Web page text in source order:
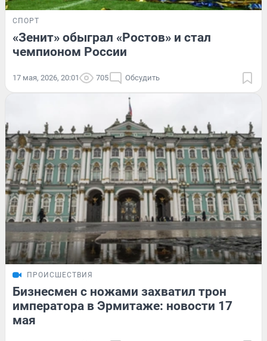
СПОРТ
«Зенит» обыграл «Ростов» и стал
чемпионом России
17 мая, 2026, 20:01 705 Обсудить
ПРОИСШЕСТВИЯ
Бизнесмен с ножами захватил трон
императора в Эрмитаже: новости 17
мая